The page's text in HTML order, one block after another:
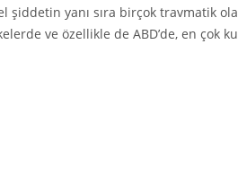
şiddetin yanı sıra birçok travmatik
ve özellikle de ABD’de, en çok